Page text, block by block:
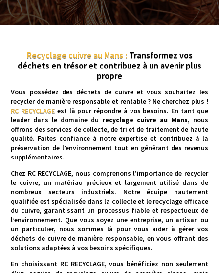
Recyclage cuivre au Mans : Transformez vos
déchets en trésor et contribuez à un avenir plus
propre
Vous possédez des déchets de cuivre et vous souhaitez les
recycler de manière responsable et rentable ? Ne cherchez plus !
RC RECYCLAGE est là pour répondre à vos besoins. En tant que
leader dans le domaine du recyclage cuivre au Mans, nous
offrons des services de collecte, de tri et de traitement de haute
qualité. Faites confiance à notre expertise et contribuez à la
préservation de l’environnement tout en générant des revenus
supplémentaires.
Chez RC RECYCLAGE, nous comprenons l’importance de recycler
le cuivre, un matériau précieux et largement utilisé dans de
nombreux secteurs industriels. Notre équipe hautement
qualifiée est spécialisée dans la collecte et le recyclage efficace
du cuivre, garantissant un processus fiable et respectueux de
l’environnement. Que vous soyez une entreprise, un artisan ou
un particulier, nous sommes là pour vous aider à gérer vos
déchets de cuivre de manière responsable, en vous offrant des
solutions adaptées à vos besoins spécifiques.
En choisissant RC RECYCLAGE, vous bénéficiez non seulement